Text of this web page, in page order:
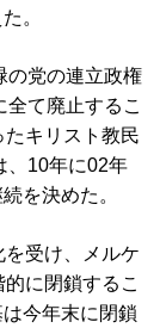
。
党の連立政権
て廃止するこ
キリスト教民
、10年に02年
を決めた。
受け、メルケ
に閉鎖するこ
今年末に閉鎖